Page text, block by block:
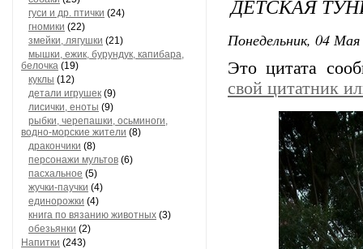
гуси и др. птички (24)
гномики (22)
змейки, лягушки (21)
мышки, ежик, бурундук, капибара,
белочка (19)
куклы (12)
детали игрушек (9)
лисички, еноты (9)
рыбки, черепашки, осьминоги,
водно-морские жители (8)
дракончики (8)
персонажи мультов (6)
пасхальное (5)
жучки-паучки (4)
единорожки (4)
книга по вязанию животных (3)
обезьянки (2)
Напитки (243)
ДЕТСКАЯ
Понедельник, 04
Это цитата
свой цитатник